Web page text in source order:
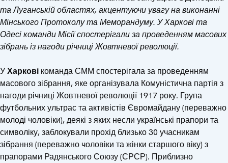
та Луганській областях, акцентуючи увагу на виконанні
Мінського Протоколу та Меморандуму. У Харкові та
Одесі команди Місії спостерігали за проведенням масових
зібрань із нагоди річниці Жовтневої революції.
УХаркові команда СММ спостерігала за проведенням
масового зібрання, яке організувала Комуністична партія з
нагоди річниці Жовтневої революції 1917 року. Група
футбольних ультрас та активістів Євромайдану (переважно
молоді чоловіки), деякі з яких несли українські прапори та
символіку, заблокували прохід близько 30 учасникам
зібрання (переважно чоловіки та жінки старшого віку) з
прапорами Радянського Союзу (СРСР). Приблизно